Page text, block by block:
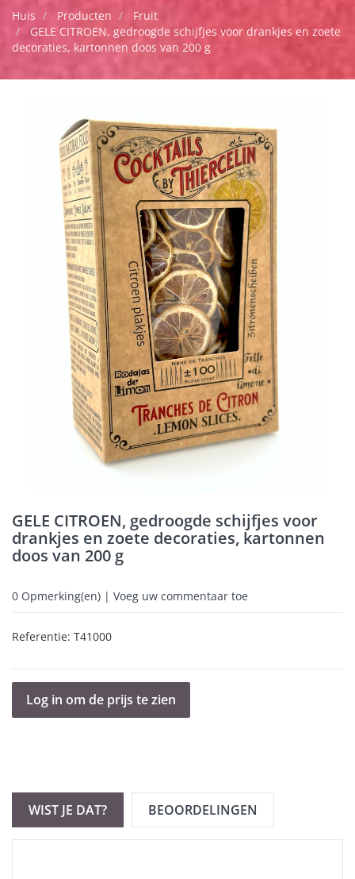
Huis Producten
Fruit
GELE CITROEN, gedroogde schijfjes voor drankjes en zoete
decoraties, kartonnen doos van 200 g
GELE CITROEN, gedroogde schijfjes voor
drankjes en zoete decoraties, kartonnen
doos van 200 g
0 Opmerking(en) | Voeg uw commentaar toe
Referentie: T41000
Log in om de prijs te zien
WIST JE DAT? BEOORDELINGEN